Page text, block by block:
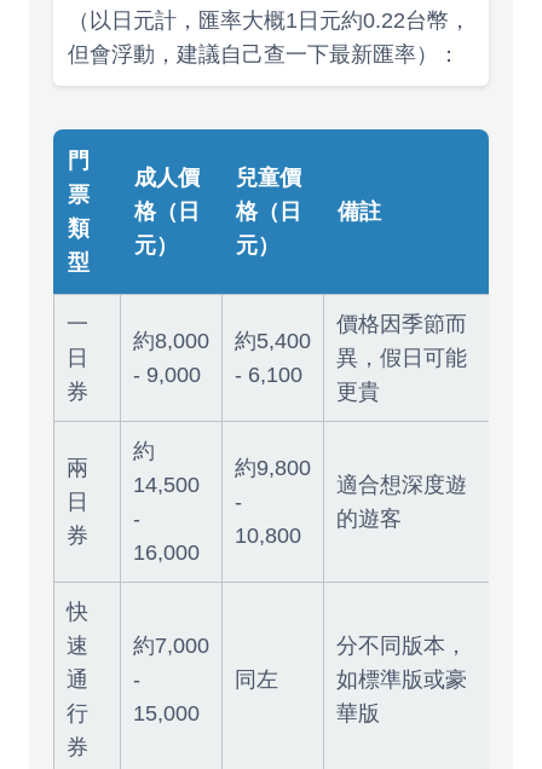
（以日元計，匯率大概1日元約0.22台幣，
但會浮動，建議自己查一下最新匯率）：
門
票
類
型
成人價
格（日
元）
兒童價
格（日
元）
備註
一
日
券
約8,000
- 9,000
約5,400
- 6,100
價格因季節而
異，假日可能
更貴
兩
日
券
約
14,500
-
16,000
約9,800
-
10,800
適合想深度遊
的遊客
快
速
通
行
券
約7,000
-
15,000
同左
分不同版本，
如標準版或豪
華版